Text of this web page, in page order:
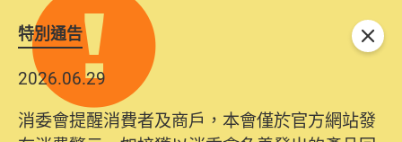
特別通告
2026.06.29
消委會提醒消費者及商戶，本會僅於官方網站發
關閉